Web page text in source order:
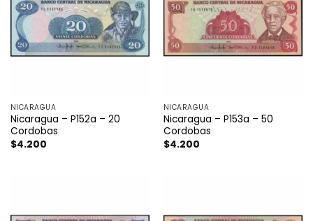
NICARAGUA
Nicaragua – P152a – 20
Cordobas
$4.200
NICARAGUA
Nicaragua – P153a – 50
Cordobas
$4.200